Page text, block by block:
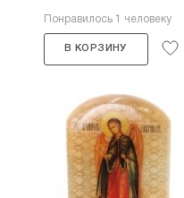
Понравилось 1 человеку
В КОРЗИНУ